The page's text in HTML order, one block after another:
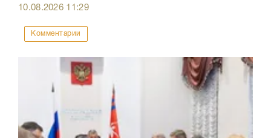
10.08.2026 11:29
Комментарии